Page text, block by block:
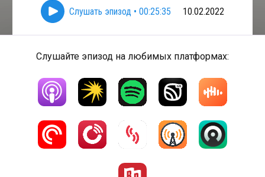
Слушать эпизод • 00:25:35 10.02.2022
Слушайте эпизод на любимых платформах: